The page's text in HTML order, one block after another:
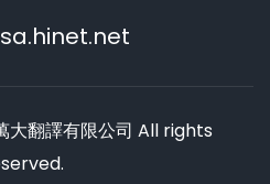
翻譯有限公司 All rights